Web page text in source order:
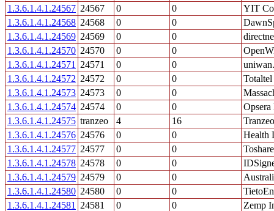
1.3.6.1.4.1.24567 24567 0 0
YIT
1.3.6.1.4.1.24568 24568 0 0
1.3.6.1.4.1.24569 24569 0 0
1.3.6.1.4.1.24570 24570 0 0
1.3.6.1.4.1.24571
24571 0 0
1.3.6.1.4.1.24572 24572 0 0
1.3.6.1.4.1.24573 24573 0 0
1.3.6.1.4.1.24574 24574 0 0
1.3.6.1.4.1.24575 tranzeo 4 16
1.3.6.1.4.1.24576 24576 0 0
Health
1.3.6.1.4.1.24577 24577 0 0
1.3.6.1.4.1.24578 24578 0 0
1.3.6.1.4.1.24579 24579 0 0
1.3.6.1.4.1.24580 24580 0 0
1.3.6.1.4.1.24581
24581 0 0
Zemp